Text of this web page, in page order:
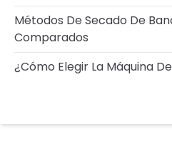
Métodos De Secado De
Comparados
¿Cómo Elegir La Máquina